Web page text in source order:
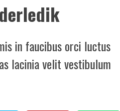
in faucibus orci luctus
lacinia velit vestibulum